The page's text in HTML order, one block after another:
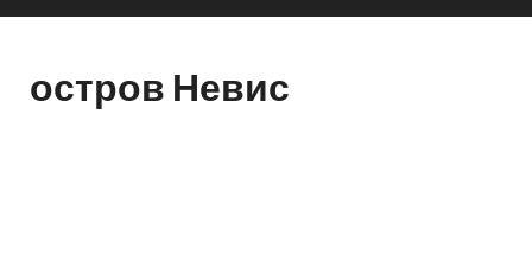
остров Невис